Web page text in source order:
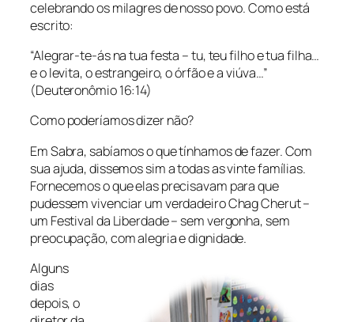
celebrando os milagres de nosso povo. Como está
escrito:
“Alegrar-te-ás na tua festa – tu, teu filho e tua filha…
e o levita, o estrangeiro, o órfão e a viúva…”
(Deuteronômio 16:14)
Como poderíamos dizer não?
Em Sabra, sabíamos o que tínhamos de fazer. Com
sua ajuda, dissemos sim a todas as vinte famílias.
Fornecemos o que elas precisavam para que
pudessem vivenciar um verdadeiro Chag Cherut –
um Festival da Liberdade – sem vergonha, sem
preocupação, com alegria e dignidade.
Alguns
dias
depois, o